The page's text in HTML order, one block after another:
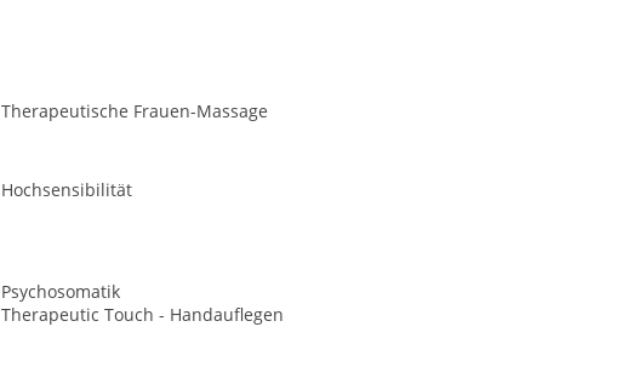
Therapeutische Frauen-Massage
Hochsensibilität
Psychosomatik
Therapeutic Touch - Handauflegen